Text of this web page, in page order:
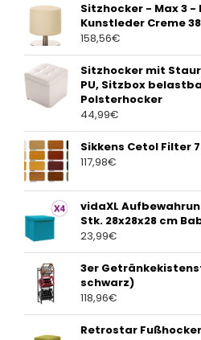
Sitzhocker - Max 3 -
Kunstleder Creme
158,56€
Sitzhocker mit
PU, Sitzbox
Polsterhocker
44,99€
Sikkens Cetol Filter
117,98€
vidaXL
Stk. 28x28x28 cm
23,99€
3er
schwarz)
118,96€
Retrostar